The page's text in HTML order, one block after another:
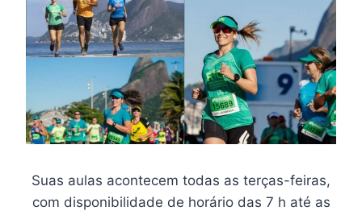
Suas aulas acontecem todas as terças-feiras,
com disponibilidade de horário das 7 h até as